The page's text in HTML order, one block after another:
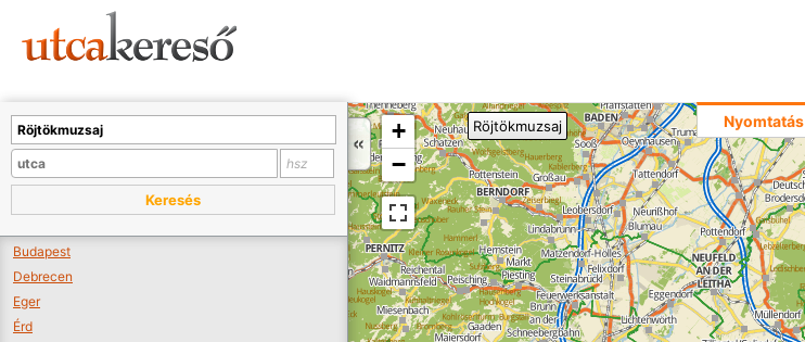
+
−
Nyomtatás
Röjtökmuzsaj
Keresés
Budapest
Debrecen
Eger
Érd
A térképet kicsinyíteni kell, hogy látszódjanak a boltok.
Boltok látszódjanak >>